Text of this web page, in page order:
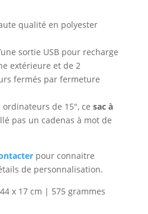
qualité en polyester
sortie USB pour recharge
extérieure et de 2
fermés par fermeture
ordinateurs de 15″, ce sac à
pas un cadenas à mot de
pour connaitre
de personnalisation.
x 17 cm | 575 grammes